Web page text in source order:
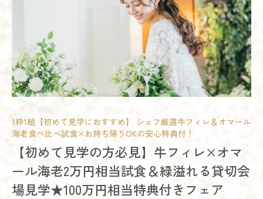
詳細を見る
予約する
会場コーディネート展示 相談会
09:00 - 12:00
10:00 - 13:00
14:00 - 17:00
15:00 - 18:00
18:00 - 21:00
残席 ◯あり△残りわずか×満席
詳細を見る
予約する
オススメ
会場コーディネート展示 相談会
開催時間
09:00 - 12:00
10:00 - 13:00
14:00 - 17:00
1枠1組【初めて見学におすすめ】 シェフ厳選牛フィレ＆オマール
海老食べ比べ試食×お持ち帰りOKの安心特典付！
【初めて見学の方必見】牛フィレ×オマ
ール海老2万円相当試食＆緑溢れる貸切会
場見学★100万円相当特典付きフェア